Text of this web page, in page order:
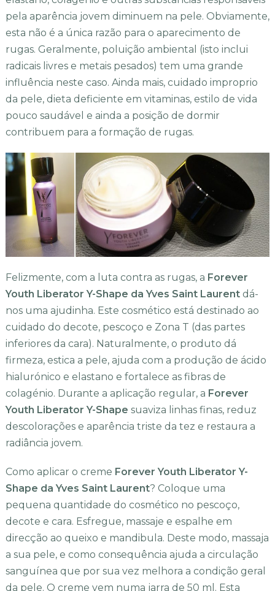
pela aparência jovem diminuem na pele. Obviamente,
esta não é a única razão para o aparecimento de
rugas. Geralmente, poluição ambiental (isto inclui
radicais livres e metais pesados) tem uma grande
influência neste caso. Ainda mais, cuidado improprio
da pele, dieta deficiente em vitaminas, estilo de vida
pouco saudável e ainda a posição de dormir
contribuem para a formação de rugas.
Felizmente, com a luta contra as rugas, a Forever
Youth Liberator Y-Shape da Yves Saint Laurentdá-
nos uma ajudinha. Este cosmético está destinado ao
cuidado do decote, pescoço e Zona T (das partes
inferiores da cara). Naturalmente, o produto dá
firmeza, estica a pele, ajuda com a produção de ácido
hialurónico e elastano e fortalece as fibras de
colagénio. Durante a aplicação regular, a Forever
Youth Liberator Y-Shape suaviza linhas finas, reduz
descolorações e aparência triste da tez e restaura a
radiância jovem.
Como aplicar o creme Forever Youth Liberator Y-
Shape da Yves Saint Laurent? Coloque uma
pequena quantidade do cosmético no pescoço,
decote e cara. Esfregue, massaje e espalhe em
direcção ao queixo e mandibula. Deste modo, massaja
a sua pele, e como consequência ajuda a circulação
sanguínea que por sua vez melhora a condição geral
da pele. O creme vem numa jarra de 50 ml. Esta